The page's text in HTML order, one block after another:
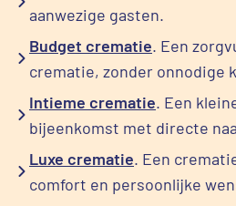
aanwezige gasten.
Budget crematie. Een
crematie, zonder onnodige
Intieme crematie. Een
bijeenkomst met directe
Luxe crematie. Een
comfort en persoonlijke